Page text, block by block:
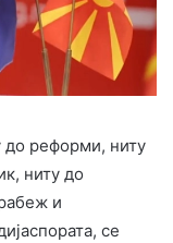
реформи, ниту
ниту до
и
се